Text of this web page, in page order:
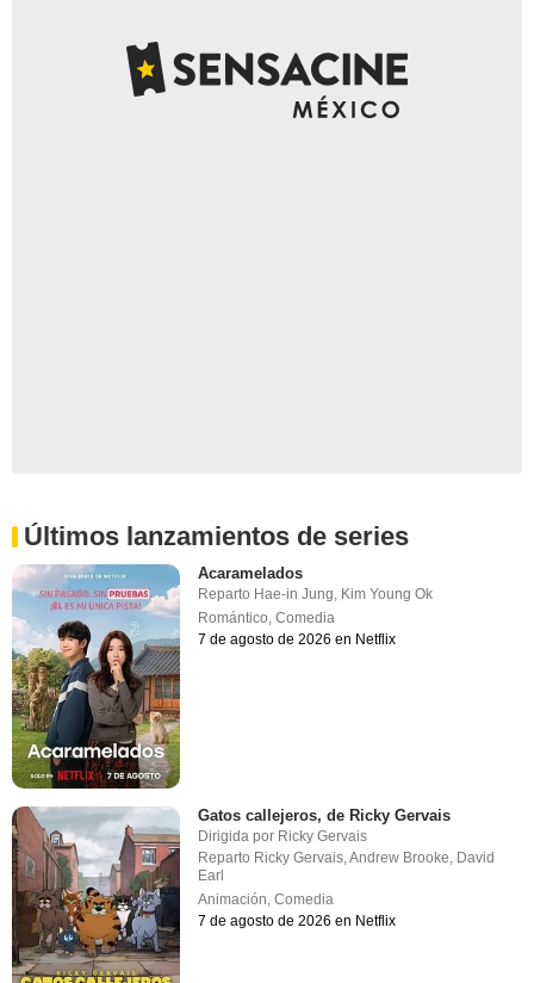
Últimos lanzamientos de series
Acaramelados
Reparto Hae-in Jung, Kim Young Ok
Romántico,Comedia
7 de agosto de 2026 en Netflix
Gatos callejeros, de Ricky Gervais
Dirigida por Ricky Gervais
Reparto Ricky Gervais,Andrew Brooke, David
Earl
Animación,Comedia
7 de agosto de 2026 en Netflix